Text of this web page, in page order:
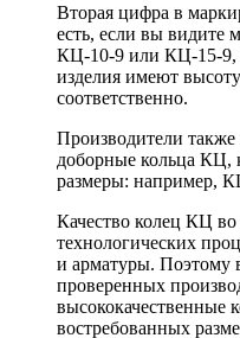
Вторая цифра в
есть, если вы
КЦ-10-9 или КЦ-15-9,
изделия имеют
соответственно.
Производители также
доборные кольца КЦ,
размеры: например,
Качество колец КЦ
технологических
и арматуры. Поэтому
проверенных
высококачественные
востребованных